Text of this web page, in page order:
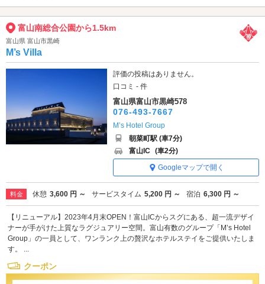
富山南総合公園から1.5km
富山県 富山市黒崎
M’s Villa
評価の投稿はありません。
口コミ - 件
富山県富山市黒崎578
076-493-7667
M’s Hotel Group
朝菜町駅 (車7分)
富山IC (車2分)
Googleマップで開く
料金 休憩 3,600 円 ～ サービスタイム 5,200 円 ～ 宿泊 6,300 円 ～
【リニューアル】2023年4月末OPEN！富山ICからスグにある、超一流デザイ
ナーが手がけた上質なラグジュアリー空間。富山有数のグループ「M’s Hotel
Group」の一員として、ワンランク上の贅沢なホテルステイをご提供いたしま
す。 ...
クーポン